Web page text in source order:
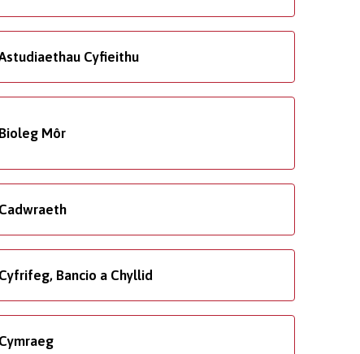
Cyfieithu
Bioleg Môr
Cadwraeth
Cyfrifeg, Bancio a Chyllid
Cymraeg